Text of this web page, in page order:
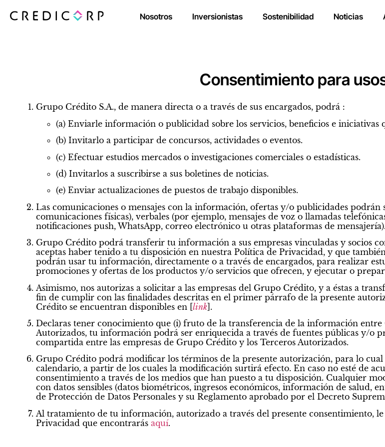
Nosotros Inversionistas Sostenibilidad Noticias
Consentimiento para
Grupo Crédito S.A., de manera directa o a través de sus encargados, podrá :
(a) Enviarle información o publicidad sobre los servicios, beneficios e iniciativas
(b) Invitarlo a participar de concursos, actividades o eventos.
(c) Efectuar estudios mercados o investigaciones comerciales o estadísticas.
(d) Invitarlos a suscribirse a sus boletines de noticias.
(e) Enviar actualizaciones de puestos de trabajo disponibles.
Las comunicaciones o mensajes con la información, ofertas y/o publicidades
comunicaciones físicas), verbales (por ejemplo, mensajes de voz o llamadas
notificaciones push, WhatsApp, correo electrónico u otras plataformas de mensajería).
Grupo Crédito podrá transferir tu información a sus empresas vinculadas y socios
aceptas haber tenido a tu disposición en nuestra Política de Privacidad, y que
podrán usar tu información, directamente o a través de encargados, para realizar
promociones y ofertas de los productos y/o servicios que ofrecen, y ejecutar o
Asimismo, nos autorizas a solicitar a las empresas del Grupo Crédito, y a éstas a
fin de cumplir con las finalidades descritas en el primer párrafo de la presente
Crédito se encuentran disponibles en [link].
Declaras tener conocimiento que (i) fruto de la transferencia de la información
Autorizados, tu información podrá ser enriquecida a través de fuentes públicas y/o
compartida entre las empresas de Grupo Crédito y los Terceros Autorizados.
Grupo Crédito podrá modificar los términos de la presente autorización, para lo
calendario, a partir de los cuales la modificación surtirá efecto. En caso no esté de
consentimiento a través de los medios que han puesto a tu disposición. Cualquier
con datos sensibles (datos biométricos, ingresos económicos, información de salud,
de Protección de Datos Personales y su Reglamento aprobado por el Decreto
Al tratamiento de tu información, autorizado a través del presente consentimiento,
Privacidad que encontrarás aquí.